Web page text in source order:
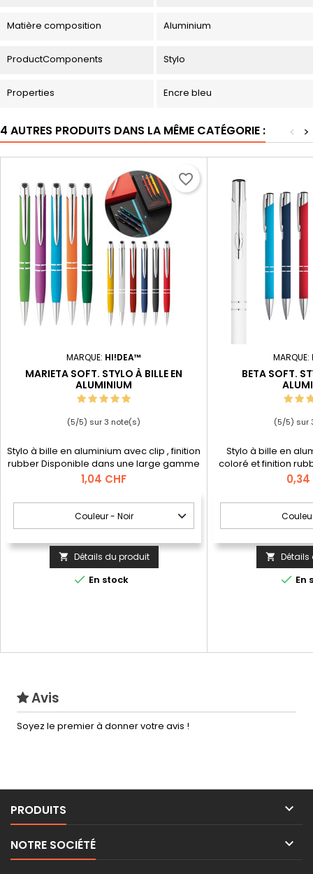
Matière composition Aluminium
ProductComponents Stylo
Properties Encre bleu
4 AUTRES PRODUITS DANS LA MÊME CATÉGORIE : >
<
MARQUE: HI!DEA™
MARIETA SOFT. STYLO À BILLE EN
ALUMINIUM
(5/5) sur3 note(s)
Stylo à bille en aluminium avec clip , finition
rubber Disponible dans une large gamme
de couleurs. Encre bleue
Prix
1,04 CHF
 Détails du produit
 En stock
favorite_border
MARQUE:
BETA SOFT.
(5/5) sur
Stylo à bille en
coloré et finition
une large
Prix
0,34
 Détails
 En
Avis
Soyez le premier à donner votre avis !
PRODUITS 
NOTRE SOCIÉTÉ 